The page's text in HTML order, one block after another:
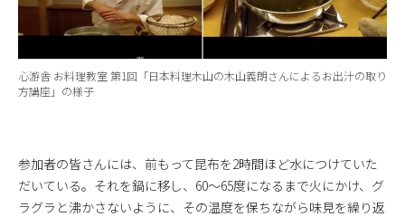
心游舎 お料理教室 第1回「日本料理木山の木山義朗さんによるお出汁の取り
方講座」の様子
参加者の皆さんには、前もって昆布を2時間ほど水につけていた
だいている。それを鍋に移し、60～65度になるまで火にかけ、グ
ラグラと沸かさないように、その温度を保ちながら味見を繰り返